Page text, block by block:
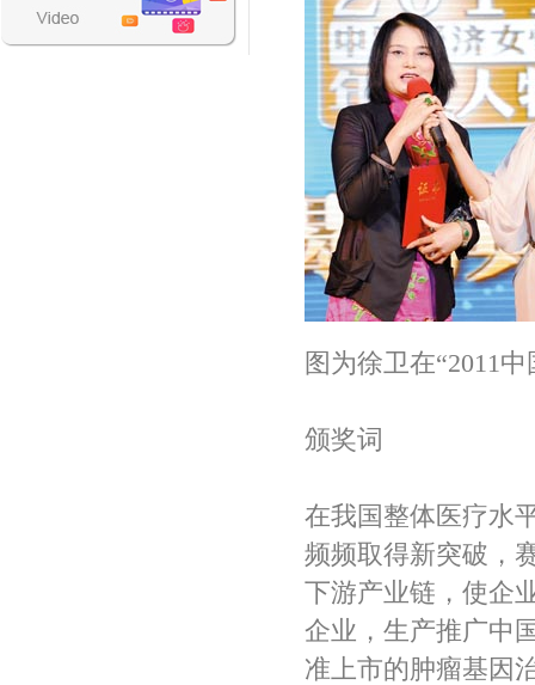
图为徐卫在“2011
颁奖词
在我国整体医疗水
频频取得新突破，
下游产业链，使企
企业，生产推广中
准上市的肿瘤基因